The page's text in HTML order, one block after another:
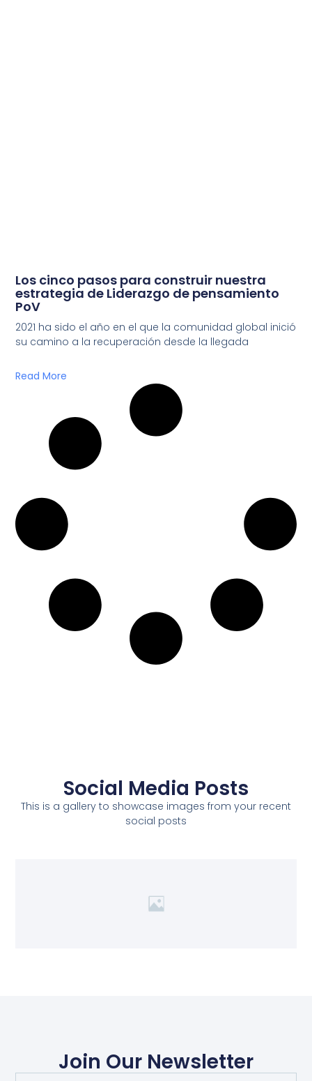
Los cinco pasos para construir nuestra
estrategia de Liderazgo de pensamiento
PoV
2021 ha sido el año en el que la comunidad global inició
su camino a la recuperación desde la llegada
Read More
Social Media Posts
This is a gallery to showcase images from your recent
social posts
Join Our Newsletter